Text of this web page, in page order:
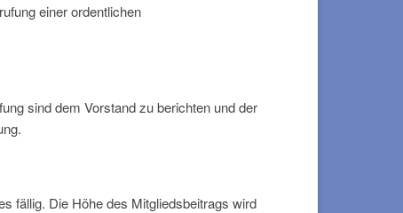
einer ordentlichen
sind dem Vorstand zu berichten und der
fällig. Die Höhe des Mitgliedsbeitrags wird